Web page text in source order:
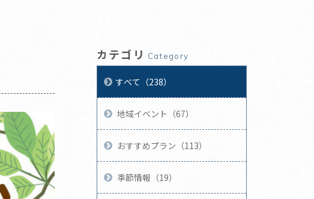
カテゴリ Category
すべて（238）
地域イベント（67）
おすすめプラン（113）
季節情報（19）